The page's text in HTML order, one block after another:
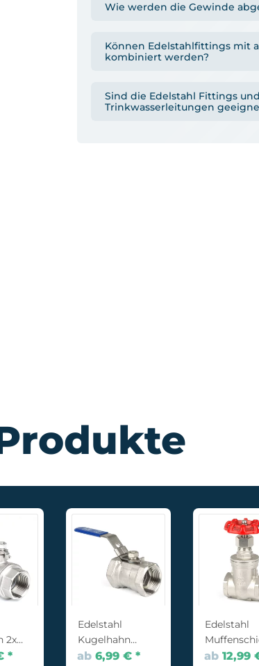
Wie werden die Gewinde
Können Edelstahlfittings mit
kombiniert werden?
Sind die Edelstahl Fittings
Trinkwasserleitungen
2x
*
Edelstahl
Kugelhahn
einteilig 2x
ab 6,99 € *
Edelstahl
2x
ab 12,99